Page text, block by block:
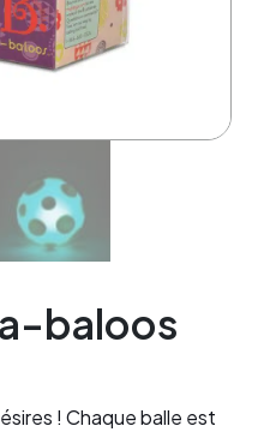
baloos
! Chaque balle est